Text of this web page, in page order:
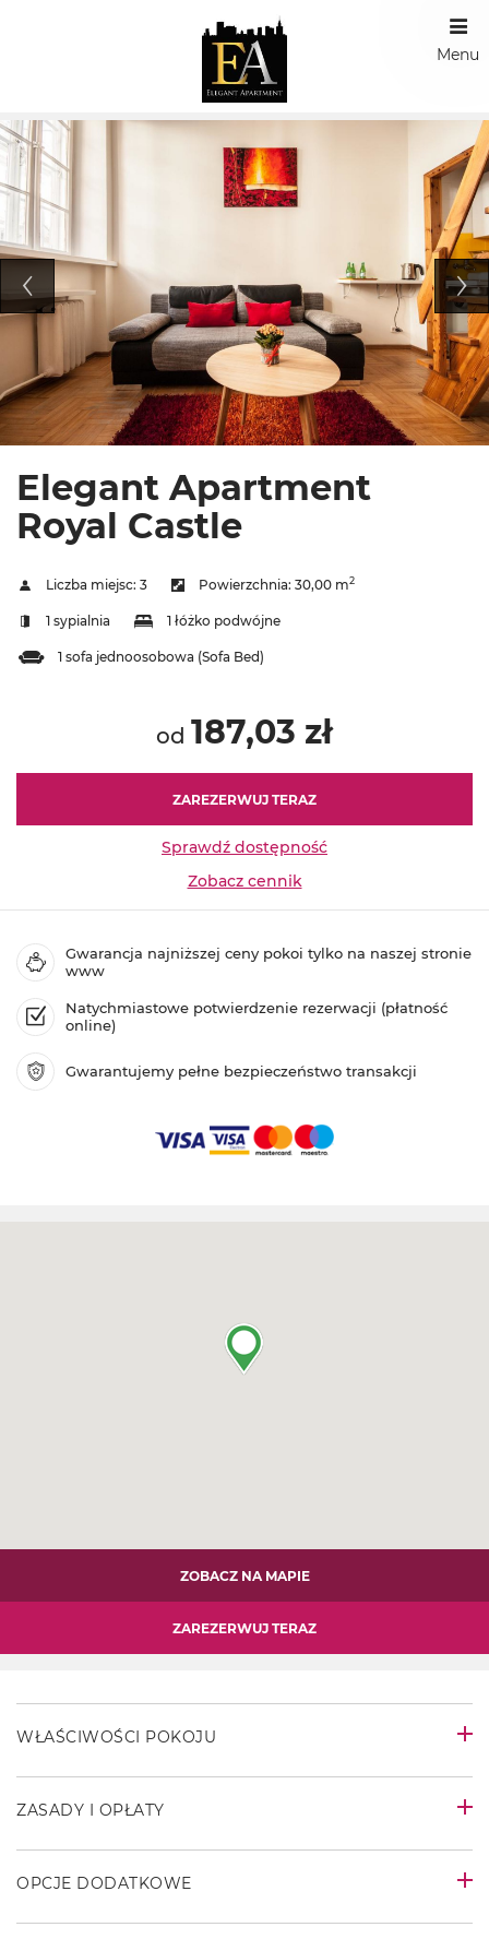
Menu
Elegant Apartment
Royal Castle
Liczba miejsc: 3 Powierzchnia: 30,00 m2
1 sypialnia 1 łóżko podwójne
1 sofa jednoosobowa (Sofa Bed)
od 187,03 zł
ZAREZERWUJ TERAZ
Sprawdź dostępność
Zobacz cennik
Gwarancja najniższej ceny pokoi tylko na naszej stronie
www
Natychmiastowe potwierdzenie rezerwacji (płatność
online)
Gwarantujemy pełne bezpieczeństwo transakcji
ZOBACZ NA MAPIE
ZAREZERWUJ TERAZ
WŁAŚCIWOŚCI POKOJU
ZASADY I OPŁATY
OPCJE DODATKOWE